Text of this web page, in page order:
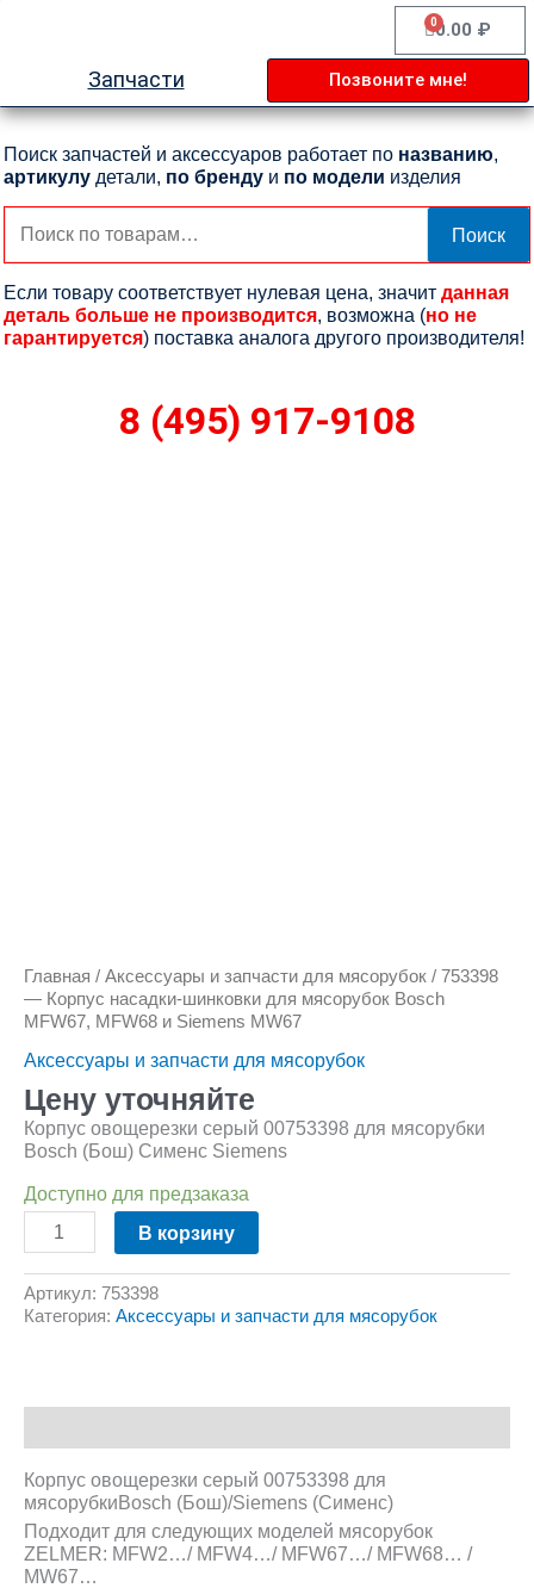
0.00 ₽
0
Cart
Запчасти Позвоните мне!
Поиск запчастей и аксессуаров работает по названию,
артикулу детали, по бренду и по модели изделия
Искать:
Поиск
Если товару соответствует нулевая цена, значит данная
деталь больше не производится, возможна (но не
гарантируется) поставка аналога другого производителя!
8 (495) 917-9108
Главная / Аксессуары и запчасти для мясорубок / 753398
— Корпус насадки-шинковки для мясорубок Bosch
MFW67, MFW68 и Siemens MW67
Аксессуары и запчасти для мясорубок
Цену уточняйте
Корпус овощерезки серый 00753398 для мясорубки
Bosch (Бош) Сименс Siemens
Доступно для предзаказа
В корзину
Артикул: 753398
Категория: Аксессуары и запчасти для мясорубок
Корпус овощерезки серый 00753398 для
мясорубкиBosch (Бош)/Siemens (Сименс)
Подходит для следующих моделей мясорубок
ZELMER: MFW2…/ MFW4…/ MFW67…/ MFW68… /
MW67…